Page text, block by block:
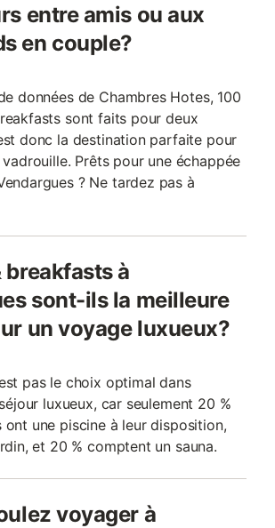
entre amis ou aux
en couple?
données de Chambres Hotes, 100
sont faits pour deux
donc la destination parfaite pour
Prêts pour une échappée
? Ne tardez pas à
breakfasts à
sont-ils la meilleure
un voyage luxueux?
pas le choix optimal dans
luxueux, car seulement 20 %
ont une piscine à leur disposition,
et 20 % comptent un sauna.
voyager à